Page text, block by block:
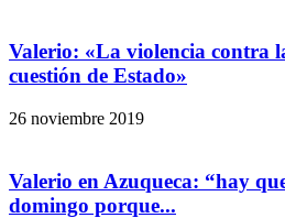
Valerio: «La violencia contra
cuestión de Estado»
26 noviembre 2019
Valerio en Azuqueca: “hay
domingo porque...